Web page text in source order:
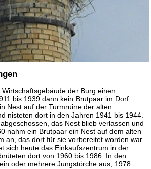
der Burg einen
bis 1939 dann kein Brutpaar im Dorf.
Nest auf der Turmruine der alten
nisteten dort in den Jahren 1941 bis 1944.
das Nest blieb verlassen und
nahm ein Brutpaar ein Nest auf dem alten
an, das dort für sie vorbereitet worden war.
sich heute das Einkaufszentrum in der
dort von 1960 bis 1986. In den
oder mehrere Jungstörche aus, 1978